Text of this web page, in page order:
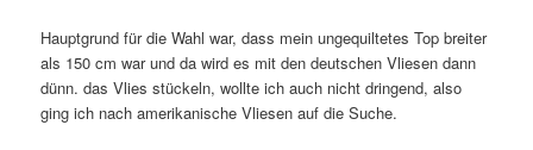
Hauptgrund für die Wahl war, dass mein ungequiltetes Top breiter
als 150 cm war und da wird es mit den deutschen Vliesen dann
dünn. das Vlies stückeln, wollte ich auch nicht dringend, also
ging ich nach amerikanische Vliesen auf die Suche.